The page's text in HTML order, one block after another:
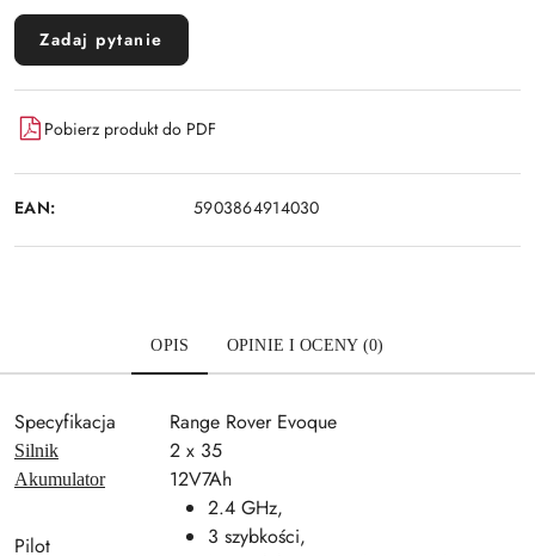
Zadaj pytanie
Pobierz produkt do PDF
EAN: 5903864914030
OPIS OPINIE I OCENY (0)
Specyfikacja Range Rover Evoque
Silnik 2 x 35
Akumulator 12V7Ah
Pilot
2.4 GHz,
3 szybkości,